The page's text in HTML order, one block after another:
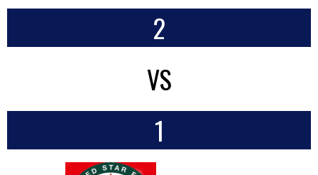
2
VS
1